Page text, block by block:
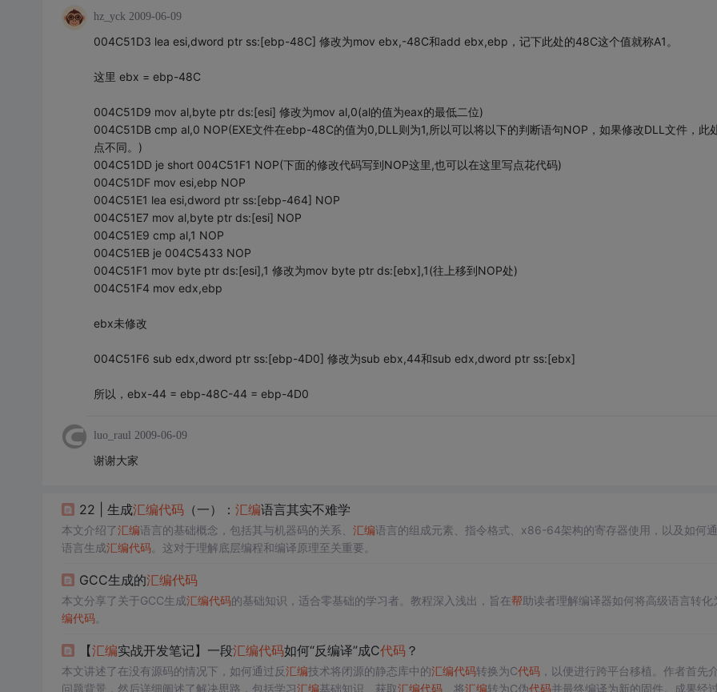
hz_yck 2009-06-09
004C51D3 lea esi,dword ptr ss:[ebp-48C] 修改为mov ebx,-48C和add ebx,ebp，记下此处的48C这个值就称A1。
这里 ebx = ebp-48C
004C51D9 mov al,byte ptr ds:[esi] 修改为mov al,0(al的值为eax的最低二位)
004C51DB cmp al,0 NOP(EXE文件在ebp-48C的值为0,DLL则为1,所以可以将以下的判断语句NOP，如果修改DLL文件，此
点不同。)
004C51DD je short 004C51F1 NOP(下面的修改代码写到NOP这里,也可以在这里写点花代码)
004C51DF mov esi,ebp NOP
004C51E1 lea esi,dword ptr ss:[ebp-464] NOP
004C51E7 mov al,byte ptr ds:[esi] NOP
004C51E9 cmp al,1 NOP
004C51EB je 004C5433 NOP
004C51F1 mov byte ptr ds:[esi],1 修改为mov byte ptr ds:[ebx],1(往上移到NOP处)
004C51F4 mov edx,ebp
ebx未修改
004C51F6 sub edx,dword ptr ss:[ebp-4D0] 修改为sub ebx,44和sub edx,dword ptr ss:[ebx]
所以，ebx-44 = ebp-48C-44 = ebp-4D0
luo_raul 2009-06-09
谢谢大家
22 | 生成汇编代码 （一）： 汇编语言其实不难学
本文介绍了汇编语言的基础概念，包括其与机器码的关系、 汇编语言的组成元素、指令格式、x86-64架构的寄存器使用，以及如何
语言生成汇编代码。这对于理解底层编程和编译原理至关重要。
GCC生成的汇编代码
本文分享了关于GCC生成汇编代码的基础知识，适合零基础的学习者。教程深入浅出，旨在帮助读者理解编译器如何将高级语言转化
编代码。
【汇编实战开发笔记】一段汇编代码如何“反编译”成C代码 ？
本文讲述了在没有源码的情况下，如何通过反汇编技术将闭源的静态库中的汇编代码转换为C代码，以便进行跨平台移植。作者首先
问题背景，然后详细阐述了解决思路，包括学习汇编基础知识、获取汇编代码、将汇编转为C伪代码并最终编译为新的固件。成果经